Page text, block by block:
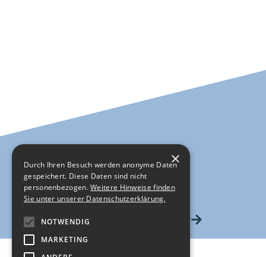
HIER GEHTS ZUM SHOP
×
Durch Ihren Besuch werden anonyme Daten
gespeichert. Diese Daten sind nicht
personenbezogen.Weitere Hinweise finden
Sie unter unserer Datenschutzerklärung.
NOTWENDIG
MARKETING